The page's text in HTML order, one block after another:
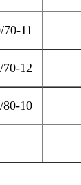
70-11
70-12
80-10